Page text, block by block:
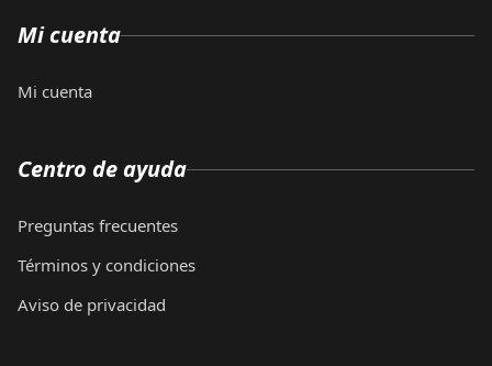
Mi cuenta
Mi cuenta
Centro de ayuda
Preguntas frecuentes
Términos y condiciones
Aviso de privacidad